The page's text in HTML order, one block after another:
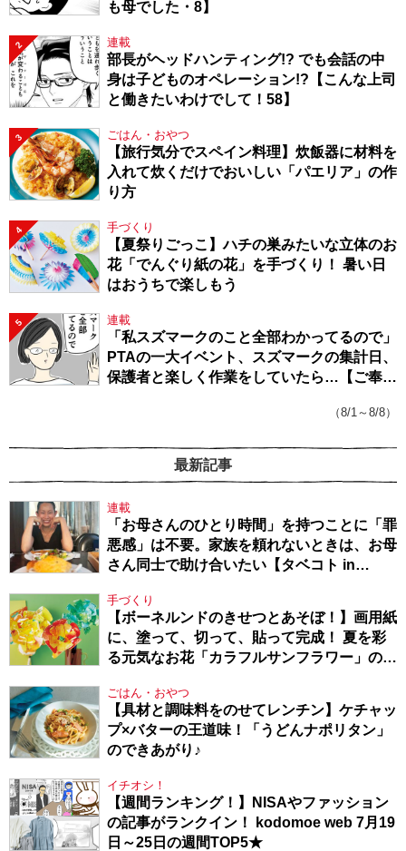
も母でした・8】
2 連載
部長がヘッドハンティング!? でも会話の中
身は子どものオペレーション!?【こんな上司
と働きたいわけでして！58】
3 ごはん・おやつ
【旅行気分でスペイン料理】炊飯器に材料を
入れて炊くだけでおいしい「パエリア」の作
り方
4 手づくり
【夏祭りごっこ】ハチの巣みたいな立体のお
花「でんぐり紙の花」を手づくり！ 暑い日
はおうちで楽しもう
5 連載
「私スズマークのこと全部わかってるので」
PTAの一大イベント、スズマークの集計日、
保護者と楽しく作業をしていたら…【ご奉仕
（8/1～8/8）
最新記事
連載
「お母さんのひとり時間」を持つことに「罪
悪感」は不要。家族を頼れないときは、お母
さん同士で助け合いたい【タベコト in
手づくり
【ボーネルンドのきせつとあそぼ！】画用紙
に、塗って、切って、貼って完成！ 夏を彩
る元気なお花「カラフルサンフラワー」の作
ごはん・おやつ
【具材と調味料をのせてレンチン】ケチャッ
プ×バターの王道味！「うどんナポリタン」
のできあがり♪
イチオシ！
【週間ランキング！】NISAやファッション
の記事がランクイン！ kodomoe web 7月19
日～25日の週間TOP5★